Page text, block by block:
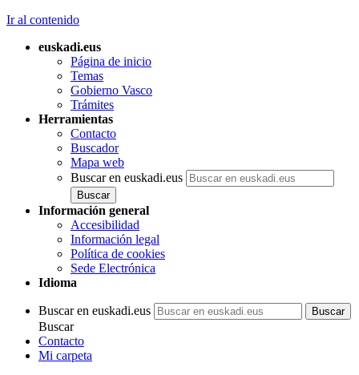
Ir al contenido
euskadi.eus
Página de inicio
Temas
Gobierno Vasco
Trámites
Herramientas
Contacto
Buscador
Mapa web
Buscar en euskadi.eus
Información general
Accesibilidad
Información legal
Política de cookies
Sede Electrónica
Idioma
Buscar en euskadi.eus
Buscar
Contacto
Mi carpeta